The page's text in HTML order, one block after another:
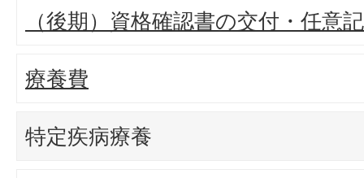
（後期）資格確認書の交付・任意
療養費
特定疾病療養